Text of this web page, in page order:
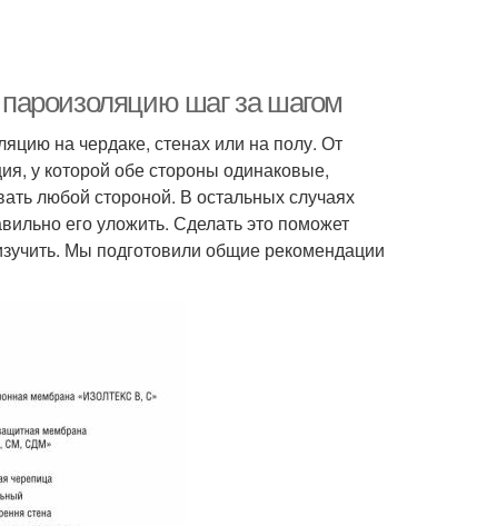
пароизоляцию шаг за шагом
на чердаке, стенах или на полу. От
у которой обе стороны одинаковые,
любой стороной. В остальных случаях
его уложить. Сделать это поможет
Мы подготовили общие рекомендации